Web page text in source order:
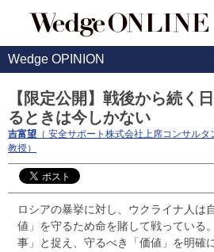
Wedge OPINION
【限定公開】戦後から続く
るときは今しかない
吉富望 （ 安全サポート株式会社上席コンサル
教授）
ロシアの暴挙に対し、ウクライナ人は
値」を守るため命を賭して戦っている
事」と捉え、守るべき「価値」を明確